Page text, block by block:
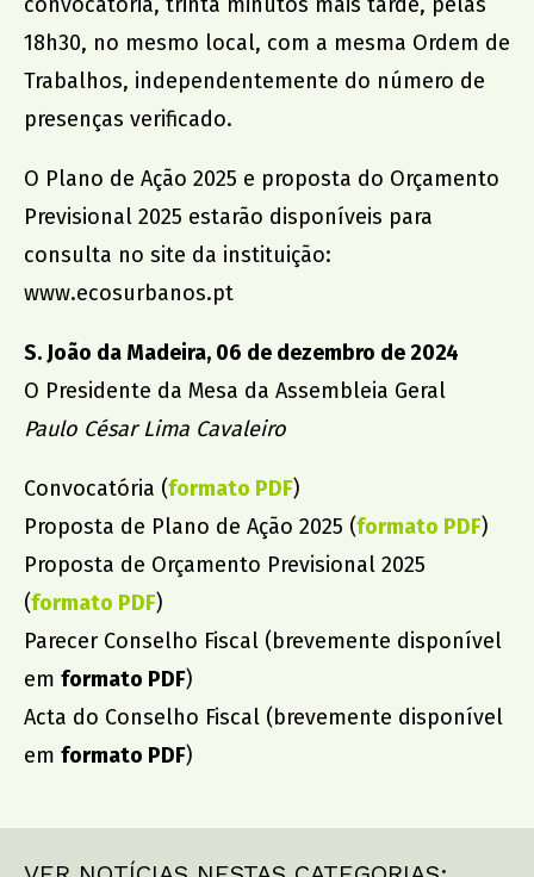
18h30, no mesmo local, com a mesma Ordem de
Trabalhos, independentemente do número de
presenças verificado.
O Plano de Ação 2025 e proposta do Orçamento
Previsional 2025 estarão disponíveis para
consulta no site da instituição:
www.ecosurbanos.pt
S. João da Madeira, 06 de dezembro de 2024
O Presidente da Mesa da Assembleia Geral
Paulo César Lima Cavaleiro
Convocatória (formato PDF)
Proposta de Plano de Ação 2025 (formato PDF)
Proposta de Orçamento Previsional 2025
(formato PDF)
Parecer Conselho Fiscal (brevemente disponível
em formato PDF)
Acta do Conselho Fiscal (brevemente disponível
em formato PDF)